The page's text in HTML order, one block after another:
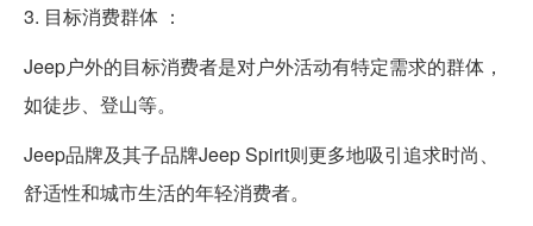
3. 目标消费群体 ：
Jeep户外的目标消费者是对户外活动有特定需求的群体，
如徒步、登山等。
Jeep品牌及其子品牌Jeep Spirit则更多地吸引追求时尚、
舒适性和城市生活的年轻消费者。